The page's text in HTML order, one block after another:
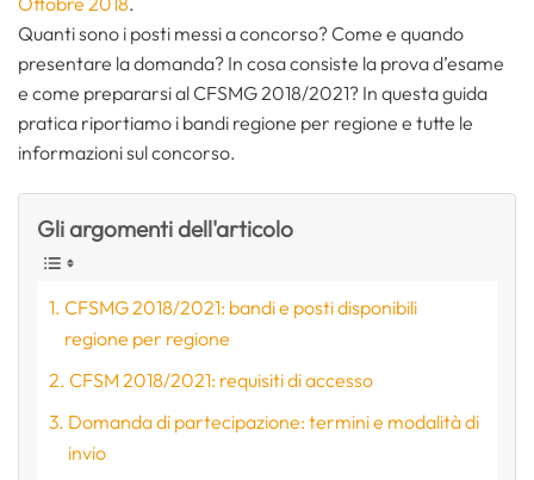
Quanti sono i posti messi a concorso? Come e quando
presentare la domanda? In cosa consiste la prova d’esame
e come prepararsi al CFSMG 2018/2021? In questa guida
pratica riportiamo i bandi regione per regione e tutte le
informazioni sul concorso.
Gli argomenti dell'articolo
CFSMG 2018/2021: bandi e posti disponibili
regione per regione
CFSM 2018/2021: requisiti di accesso
Domanda di partecipazione: termini e modalità di
invio